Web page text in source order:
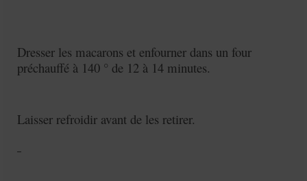
Dresser les macarons et enfourner dans un four
préchauffé à 140 ° de 12 à 14 minutes.
Laisser refroidir avant de les retirer.